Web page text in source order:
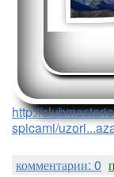
http://
spicami/
комментарии: 0